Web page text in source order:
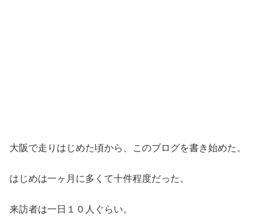
大阪で走りはじめた頃から、このブログを書き始めた。
はじめは一ヶ月に多くて十件程度だった。
来訪者は一日１０人ぐらい。